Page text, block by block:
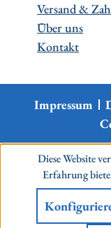
Versand &
Über uns
Kontakt
Impressum
Diese Website
Erfahrung